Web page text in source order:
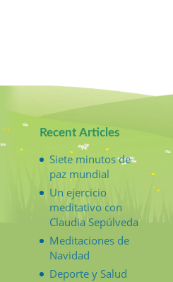
Recent Articles
Siete minutos de
paz mundial
Un ejercicio
meditativo con
Claudia Sepúlveda
Meditaciones de
Navidad
Deporte y Salud